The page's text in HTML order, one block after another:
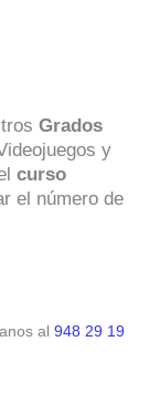
Grados
y
curso
el número de
al 948 29 19